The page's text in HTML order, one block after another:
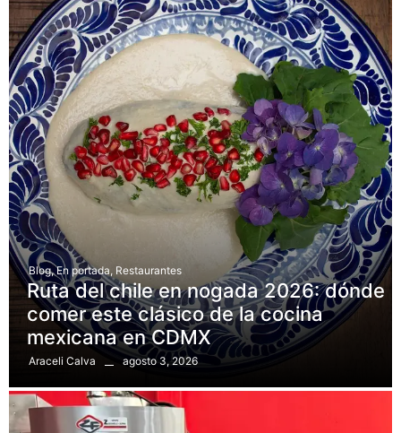
Blog, En portada Restaurantes
Ruta del chile en nogada 2026: dónde
comer este clásico de la cocina
mexicana en CDMX
Araceli Calva agosto 3, 2026